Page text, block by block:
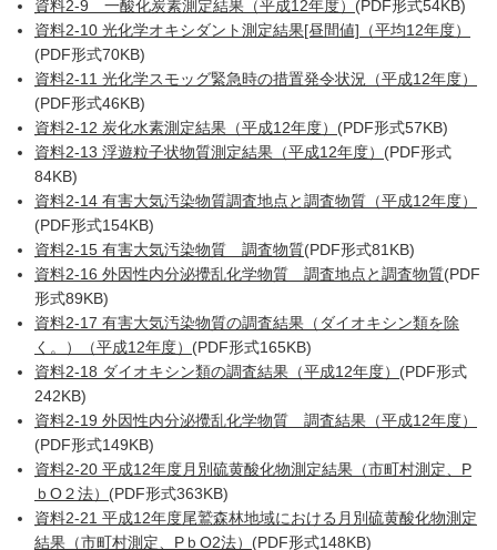
資料2-9 一酸化炭素測定結果（平成12年度） (PDF形式54KB)
資料2-10 光化学オキシダント測定結果[昼間値]（平均12年度）
(PDF形式70KB)
資料2-11 光化学スモッグ緊急時の措置発令状況（平成12年度）
(PDF形式46KB)
資料2-12 炭化水素測定結果（平成12年度） (PDF形式57KB)
資料2-13 浮遊粒子状物質測定結果（平成12年度） (PDF形式
84KB)
資料2-14 有害大気汚染物質調査地点と調査物質（平成12年度）
(PDF形式154KB)
資料2-15 有害大気汚染物質 調査物質(PDF形式81KB)
資料2-16 外因性内分泌攪乱化学物質 調査地点と調査物質(PDF
形式89KB)
資料2-17 有害大気汚染物質の調査結果（ダイオキシン類を除
く。）（平成12年度） (PDF形式165KB)
資料2-18 ダイオキシン類の調査結果（平成12年度） (PDF形式
242KB)
資料2-19 外因性内分泌攪乱化学物質 調査結果（平成12年度）
(PDF形式149KB)
資料2-20 平成12年度月別硫黄酸化物測定結果（市町村測定、P
ｂO２法） (PDF形式363KB)
資料2-21 平成12年度尾鷲森林地域における月別硫黄酸化物測定
結果（市町村測定、PｂO2法） (PDF形式148KB)